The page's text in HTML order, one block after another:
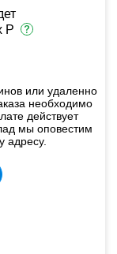
Р
или удаленно
необходимо
действует
мы оповестим
адресу.